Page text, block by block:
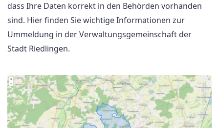
dass Ihre Daten korrekt in den Behörden vorhanden
sind. Hier finden Sie wichtige Informationen zur
Ummeldung in der Verwaltungsgemeinschaft der
Stadt Riedlingen.